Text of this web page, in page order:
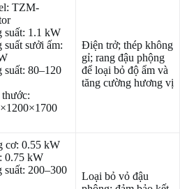
TZM-
suất: 1.1 kW
suất sưởi ấm:
suất: 80–120
Điện trở; thép không
gỉ; rang đậu phộng
để loại bỏ độ ẩm và
tăng cường hương vị
cơ: 0.55 kW
0.75 kW
suất: 200–300
Loại bỏ vỏ đậu